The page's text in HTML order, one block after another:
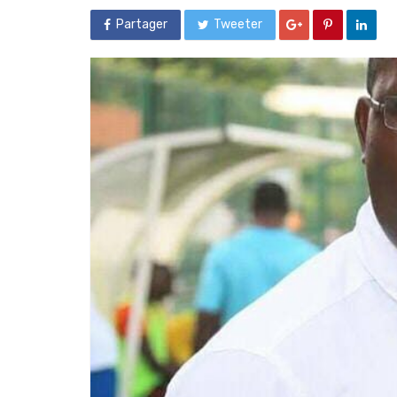
Partager Tweeter